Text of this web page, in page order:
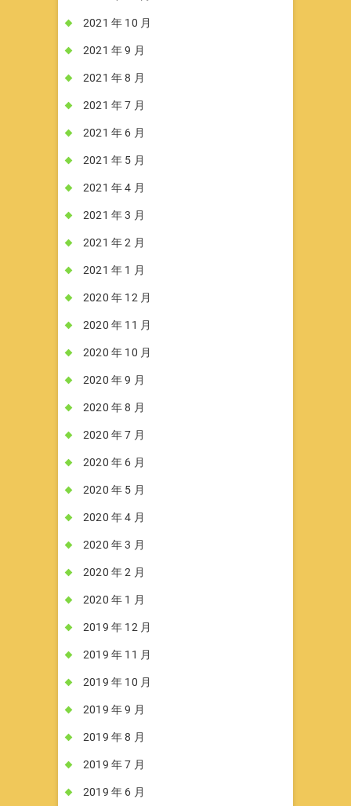
2021 年 10 月
2021 年 9 月
2021 年 8 月
2021 年 7 月
2021 年 6 月
2021 年 5 月
2021 年 4 月
2021 年 3 月
2021 年 2 月
2021 年 1 月
2020 年 12 月
2020 年 11 月
2020 年 10 月
2020 年 9 月
2020 年 8 月
2020 年 7 月
2020 年 6 月
2020 年 5 月
2020 年 4 月
2020 年 3 月
2020 年 2 月
2020 年 1 月
2019 年 12 月
2019 年 11 月
2019 年 10 月
2019 年 9 月
2019 年 8 月
2019 年 7 月
2019 年 6 月